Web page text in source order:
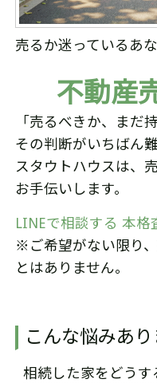
売るか迷っているあ
不動産
「売るべきか、まだ
その判断がいちばん
スタウトハウスは、
お手伝いします。
LINEで相談する 本格
※ご希望がない限り
とはありません。
こんな悩みあり
相続した家をどうす